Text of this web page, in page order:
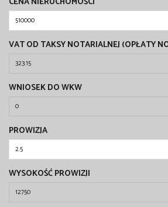
VAT OD TAKSY NOTARIALNEJ (OPŁATY
WNIOSEK DO WKW
PROWIZJA
WYSOKOŚĆ PROWIZJI